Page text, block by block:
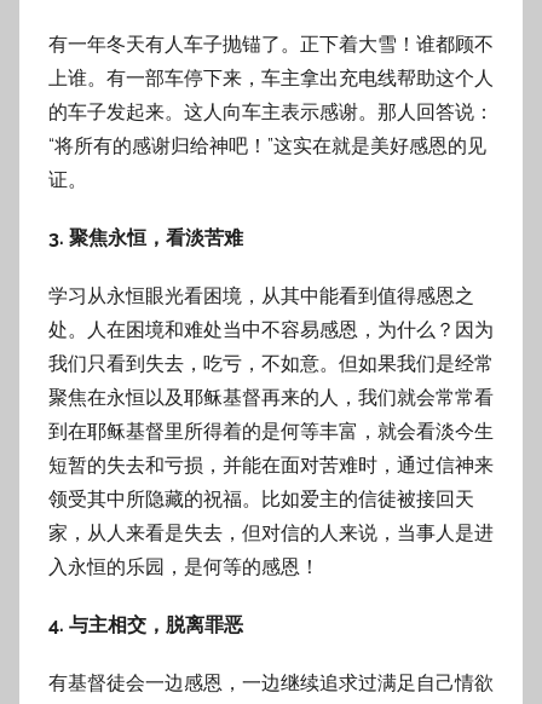
有一年冬天有人车子抛锚了。正下着大雪！谁都顾不
上谁。有一部车停下来，车主拿出充电线帮助这个人
的车子发起来。这人向车主表示感谢。那人回答说：
“将所有的感谢归给神吧！”这实在就是美好感恩的见
证。
3. 聚焦永恒，看淡苦难
学习从永恒眼光看困境，从其中能看到值得感恩之
处。人在困境和难处当中不容易感恩，为什么？因为
我们只看到失去，吃亏，不如意。但如果我们是经常
聚焦在永恒以及耶稣基督再来的人，我们就会常常看
到在耶稣基督里所得着的是何等丰富，就会看淡今生
短暂的失去和亏损，并能在面对苦难时，通过信神来
领受其中所隐藏的祝福。比如爱主的信徒被接回天
家，从人来看是失去，但对信的人来说，当事人是进
入永恒的乐园，是何等的感恩！
4. 与主相交，脱离罪恶
有基督徒会一边感恩，一边继续追求过满足自己情欲